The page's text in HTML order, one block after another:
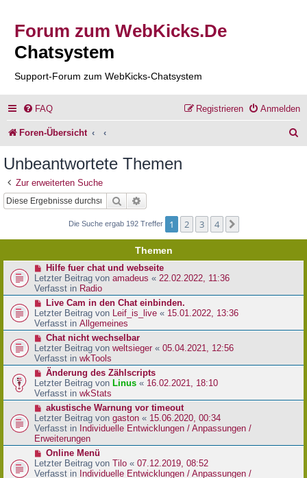
Forum zum WebKicks.De
Chatsystem
Support-Forum zum WebKicks-Chatsystem
FAQ Anmelden
Registrieren
Foren-Übersicht
Unbeantwortete Themen
Zur erweiterten Suche
Suche
Die Suche ergab 192 Treffer 1 2 3 4
Themen
N
e
u
e
r
B
e
t
r
a
g
Hilfe fuer chat und webseite
Letzter Beitrag von amadeus « 22.02.2022, 11:36
Verfasst in Radio
N
e
u
e
r
B
e
t
r
a
g
Live Cam in den Chat einbinden.
Letzter Beitrag von Leif_is_live « 15.01.2022, 13:36
Verfasst in Allgemeines
N
e
u
e
r
B
e
t
r
a
g
Chat nicht wechselbar
Letzter Beitrag von weltsieger « 05.04.2021, 12:56
Verfasst in wkTools
N
e
u
e
r
B
e
i
r
a
Änderung des Zählscripts
Letzter Beitrag von Linus « 16.02.2021, 18:10
Verfasst in wkStats
N
e
u
e
r
B
e
akustische Warnung vor timeout
Letzter Beitrag von gaston « 15.06.2020, 00:34
Verfasst in Individuelle Entwicklungen / Anpassungen /
Erweiterungen
N
e
u
Online Menü
Letzter Beitrag von Tilo « 07.12.2019, 08:52
Verfasst in Individuelle Entwicklungen / Anpassungen /